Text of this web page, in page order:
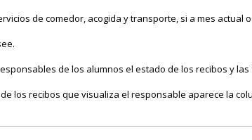
de comedor, acogida y transporte, si a mes actual
de los alumnos el estado de los recibos y las
de los recibos que visualiza el responsable aparece la